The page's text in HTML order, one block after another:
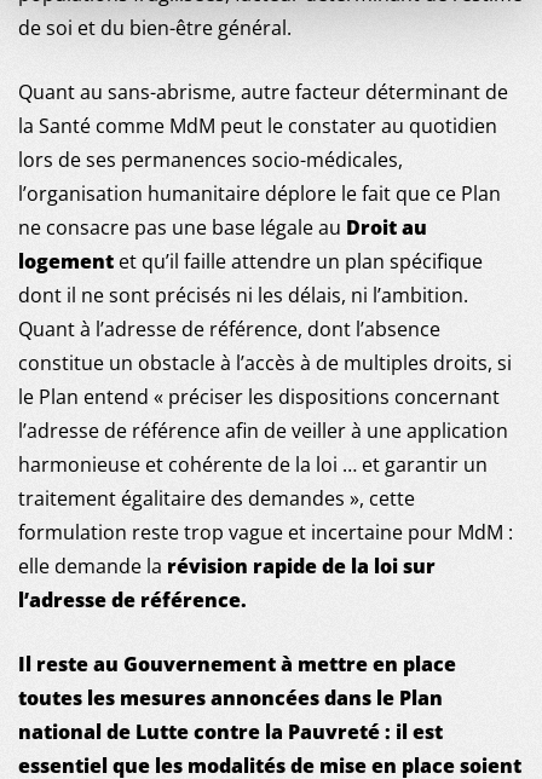
de soi et du bien-être général.
Quant au sans-abrisme, autre facteur déterminant de
la Santé comme MdM peut le constater au quotidien
lors de ses permanences socio-médicales,
l’organisation humanitaire déplore le fait que ce Plan
ne consacre pas une base légale au Droit au
logement et qu’il faille attendre un plan spécifique
dont il ne sont précisés ni les délais, ni l’ambition.
Quant à l’adresse de référence, dont l’absence
constitue un obstacle à l’accès à de multiples droits, si
le Plan entend « préciser les dispositions concernant
l’adresse de référence afin de veiller à une application
harmonieuse et cohérente de la loi … et garantir un
traitement égalitaire des demandes », cette
formulation reste trop vague et incertaine pour MdM :
elle demande la révision rapide de la loi sur
l’adresse de référence.
Il reste au Gouvernement à mettre en place
toutes les mesures annoncées dans le Plan
national de Lutte contre la Pauvreté : il est
essentiel que les modalités de mise en place soient